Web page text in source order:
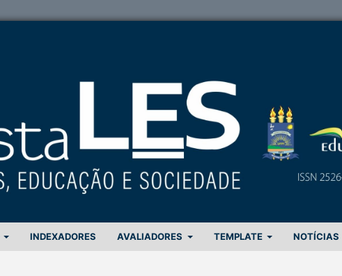
INDEXADORES AVALIADORES TEMPLATE NOTÍCIAS